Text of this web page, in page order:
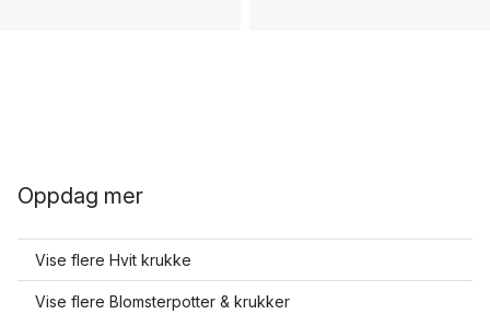
Oppdag mer
Vise flere Hvit krukke
Vise flere Blomsterpotter & krukker